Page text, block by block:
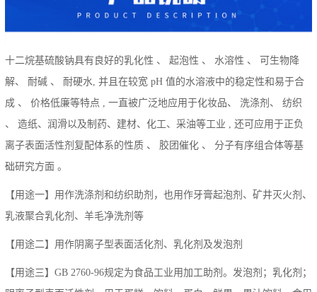
十二烷基硫酸钠具有良好的乳化性 、 起泡性 、 水溶性 、 可生物降
解、 耐碱 、 耐硬水, 并且在较宽 pH 值的水溶液中的稳定性和易于合
成 、 价格低廉等特点 , 一直被广泛地应用于化妆品、 洗涤剂、 纺织
、 造纸、润滑以及制药、建材、化工、采油等工业 , 还可应用于正负
离子表面活性剂复配体系的性质 、 胶团催化 、 分子有序组合体等基
础研究方面 。
【用途一】用作洗涤剂和纺织助剂，也用作牙膏起泡剂、矿井灭火剂、
乳液聚合乳化剂、羊毛净洗剂等
【用途二】用作阴离子型表面活化剂、乳化剂及发泡剂
【用途三】GB 2760-96规定为食品工业用加工助剂。发泡剂；乳化剂；